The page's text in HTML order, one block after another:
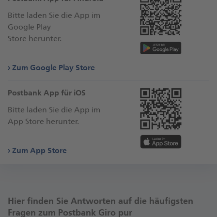
Per POSTIDENT Verfahren. Dafür erhalten Sie einen
Coupon als PDF, per E-Mail oder in die POSTIDENT App.
Mit diesem POSTIDENT Coupon und einem gültigen
Ausweisdokument können Sie in einer Filiale der
Deutsche Post AG die Identitätsprüfung durchführen
lassen.
Häufige Fragen zur WebID Video-Legitimation
Häufige Fragen zur Legitimation mit POSTIDENT
Bitte laden Sie die App im
Google Play
Store herunter.
Zum Google Play Store
Postbank App für iOS
Bitte laden Sie die App im
App Store herunter.
Zum App Store
Hier finden Sie Antworten auf die häufigsten
Fragen zum Postbank Giro pur